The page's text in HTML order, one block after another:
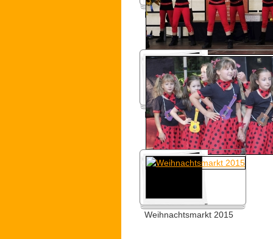
Leipziger Markttage 2015
Körnerhausfest 2015
Weihnachtsmarkt 2015